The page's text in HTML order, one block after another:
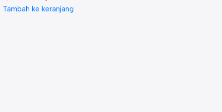
Tambah ke keranjang